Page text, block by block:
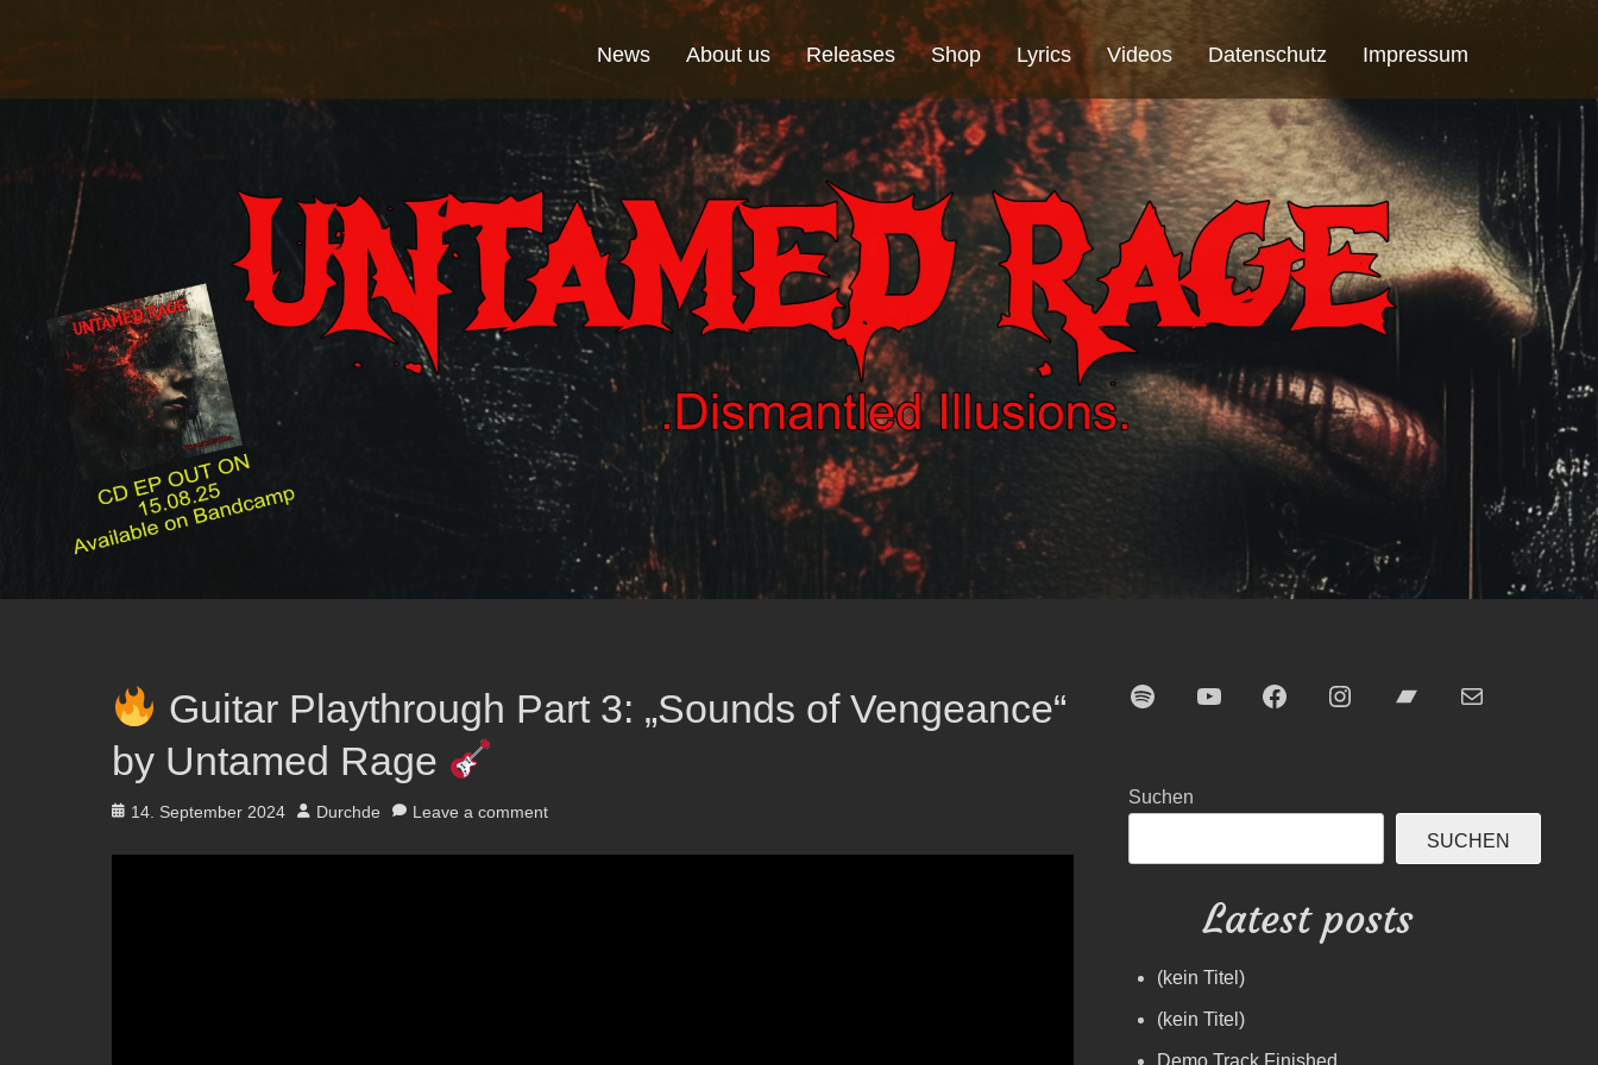
News About us Releases Shop Lyrics Videos Datenschutz Impressum
Guitar Playthrough Part 3: „Sounds of Vengeance“
by Untamed Rage
Posted
14. September 2024 Author
Durchde Leave a comment
SpotifyYouTubeFacebookInstagramBandcamp
E-Mail
Suchen
SUCHEN
Latest posts
(kein Titel)
(kein Titel)
Demo Track Finished